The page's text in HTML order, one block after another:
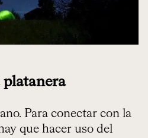
Para conectar con la
que hacer uso del